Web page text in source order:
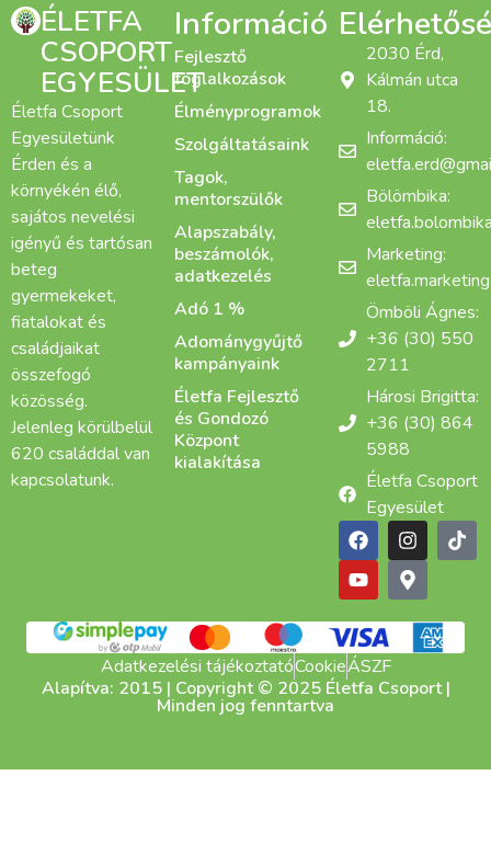
ÉLETFA
CSOPORT
EGYESÜLET
Életfa Csoport
Egyesületünk
Érden és a
környékén élő,
sajátos nevelési
igényű és tartósan
beteg
gyermekeket,
fiatalokat és
családjaikat
összefogó
közösség.
Jelenleg körülbelül
620 családdal van
kapcsolatunk.
Információ
Fejlesztő
foglalkozások
Élményprogramok
Szolgáltatásaink
Tagok,
mentorszülők
Alapszabály,
beszámolók,
adatkezelés
Adó 1 %
Adománygyűjtő
kampányaink
Életfa Fejlesztő
és Gondozó
Központ
kialakítása
2030 Érd,
Kálmán utca
18.
Információ:
Bölömbika:
Marketing:
Ömböli Ágnes:
+36 (30) 550
2711
Hárosi Brigitta:
+36 (30) 864
5988
Életfa Csoport
Egyesület
Adatkezelési tájékoztatóCookieÁSZF
Alapítva: 2015 | Copyright © 2025 Életfa Csoport |
Minden jog fenntartva